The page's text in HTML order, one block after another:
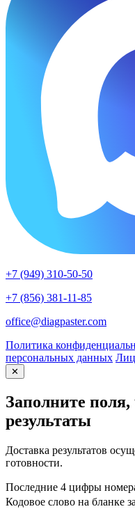
+7 (949) 310-50-50
+7 (856) 381-11-85
office@diagpaster.com
Политика
персональных данных
✕
Заполните
результаты
Доставка результатов
готовности.
Последние 4 цифры
Кодовое слово на бланке